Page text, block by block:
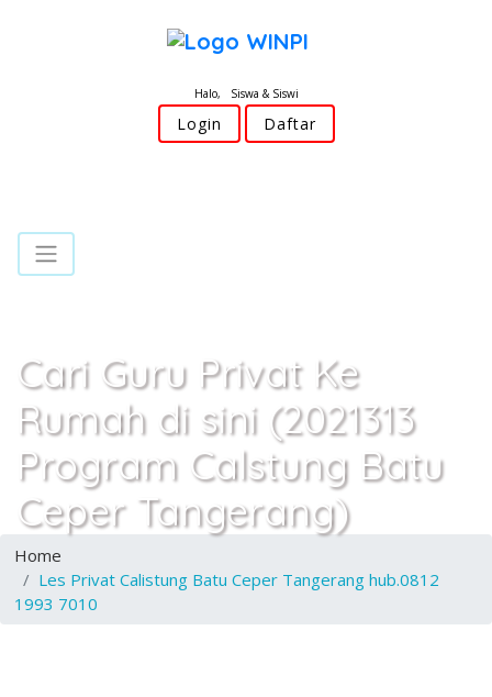
Halo, Siswa & Siswi
Login Daftar
Cari Guru Privat Ke
Rumah di sini (2021313
Program Calstung Batu
Ceper Tangerang)
Home
Les Privat Calistung Batu Ceper Tangerang hub.0812
1993 7010